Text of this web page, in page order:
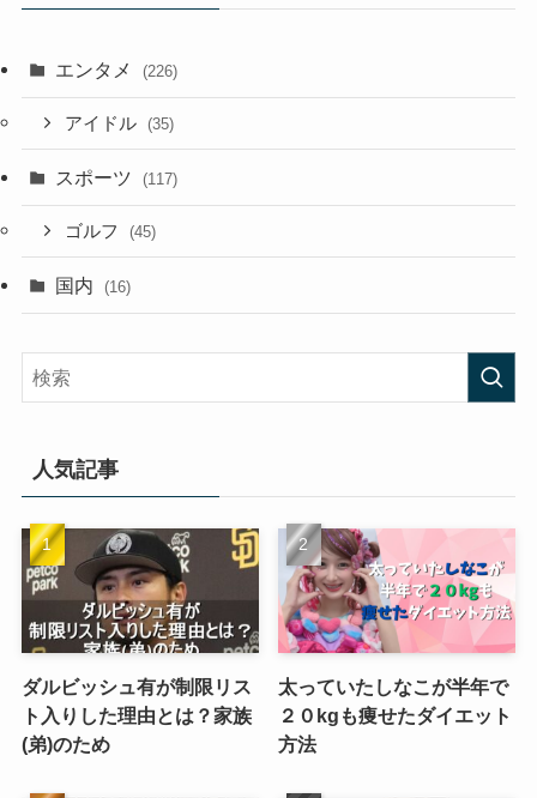
エンタメ (226)
アイドル (35)
スポーツ (117)
ゴルフ (45)
国内 (16)
人気記事
ダルビッシュ有が制限リス
ト入りした理由とは？家族
(弟)のため
太っていたしなこが半年で
２０kgも痩せたダイエット
方法